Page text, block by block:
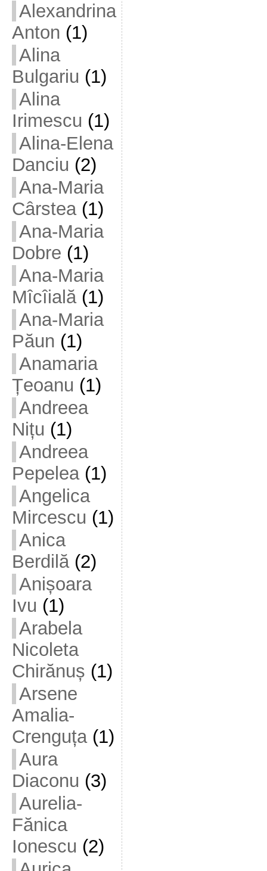
Alexandrina
Anton (1)
Alina
Bulgariu (1)
Alina
Irimescu (1)
Alina-Elena
Danciu (2)
Ana-Maria
Cârstea(1)
Ana-Maria
Dobre (1)
Ana-Maria
Mîcîială(1)
Ana-Maria
Păun (1)
Anamaria
Țeoanu (1)
Andreea
Nițu (1)
Andreea
Pepelea(1)
Angelica
Mircescu (1)
Anica
Berdilă(2)
Anișoara
Ivu (1)
Arabela
Nicoleta
Chirănuș (1)
Arsene
Amalia-
Crenguța(1)
Aura
Diaconu (3)
Aurelia-
Fănica
Ionescu (2)